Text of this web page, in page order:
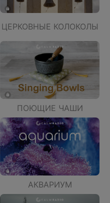
ЦЕРКОВНЫЕ КОЛОКОЛЫ
ПОЮЩИЕ ЧАШИ
АКВАРИУМ